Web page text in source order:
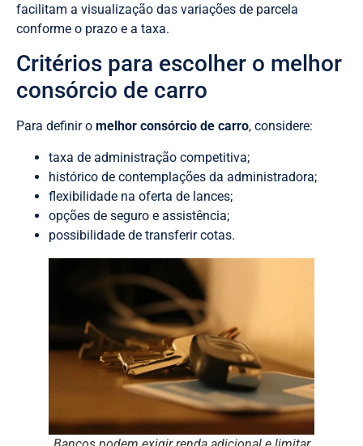
facilitam a visualização das variações de parcela
conforme o prazo e a taxa.
Critérios para escolher o melhor
consórcio de carro
Para definir o melhor consórcio de carro, considere:
taxa de administração competitiva;
histórico de contemplações da administradora;
flexibilidade na oferta de lances;
opções de seguro e assistência;
possibilidade de transferir cotas.